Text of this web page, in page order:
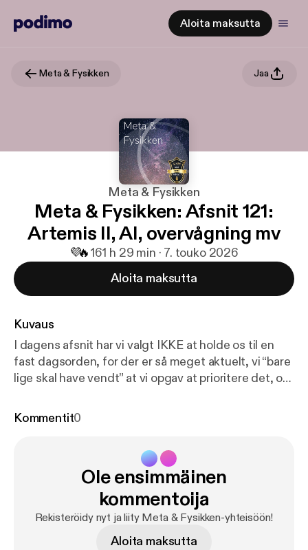
Aloita maksutta
Meta & Fysikken Jaa
Meta & Fysikken
Meta & Fysikken: Afsnit 121:
Artemis II, AI, overvågning mv
💜🔥161 h 29 min · 7. touko 2026
Aloita maksutta
Kuvaus
I dagens afsnit har vi valgt IKKE at holde os til en
fast dagsorden, for der er så meget aktuelt, vi “bare
lige skal have vendt” at vi opgav at prioritere det, og
ind på Artemis II og de mange flotte billeder vi fik ud
faldgruber? Hvad med systematisk overvågning?
Hackernagreb? Hvilken chatbot er mon bedst? Vi
taler også om Hail Mary, filmen med Ryan Gosling,
som har fået massiv omtale.
Kommentit0
Ole ensimmäinen
kommentoija
Rekisteröidy nyt ja liity Meta & Fysikken-yhteisöön!
Aloita maksutta